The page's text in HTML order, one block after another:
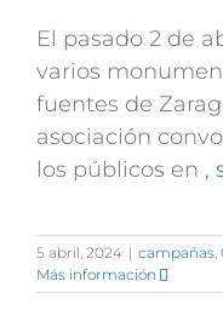
El pasado 2 de
varios
fuentes de
asociación
los públicos en ,
5 abril, 2024 | campañas,
Más información